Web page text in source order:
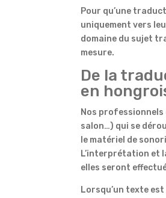
Pour qu’une
uniquement vers
domaine du sujet
mesure.
De la
en
Nos
salon…) qui se
le matériel de
L’interprétation et
elles seront
Lorsqu’un texte